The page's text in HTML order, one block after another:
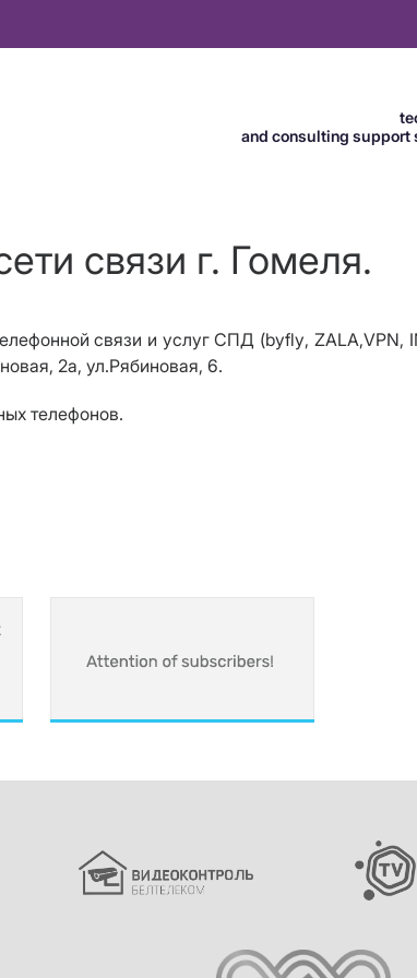
and consulting support
связи г. Гомеля.
связи и услуг СПД (byfly, ZALA,VPN,
2а, ул.Рябиновая, 6.
телефонов.